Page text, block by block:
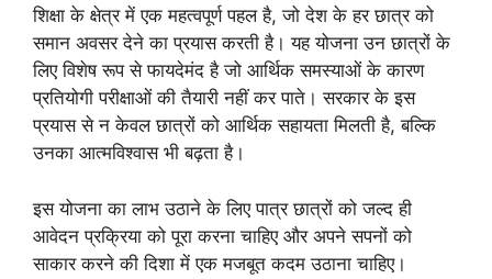
शिक्षा के क्षेत्र में एक महत्वपूर्ण पहल है, जो देश के हर छात्र को
समान अवसर देने का प्रयास करती है। यह योजना उन छात्रों के
लिए विशेष रूप से फायदेमंद है जो आर्थिक समस्याओं के कारण
प्रतियोगी परीक्षाओं की तैयारी नहीं कर पाते। सरकार के इस
प्रयास से न केवल छात्रों को आर्थिक सहायता मिलती है, बल्कि
उनका आत्मविश्वास भी बढ़ता है।
इस योजना का लाभ उठाने के लिए पात्र छात्रों को जल्द ही
आवेदन प्रक्रिया को पूरा करना चाहिए और अपने सपनों को
साकार करने की दिशा में एक मजबूत कदम उठाना चाहिए।